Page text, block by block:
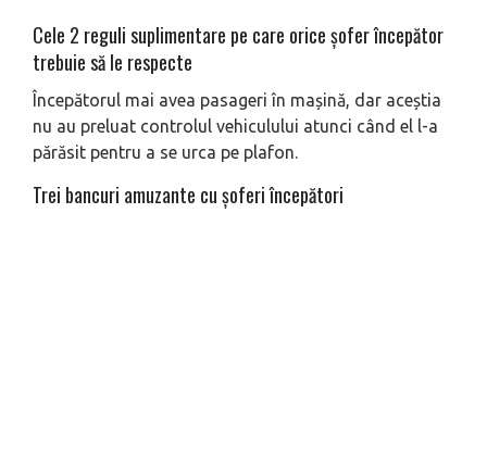
Cele 2 reguli suplimentare pe care orice șofer începător
trebuie să le respecte
Începătorul mai avea pasageri în mașină, dar aceștia
nu au preluat controlul vehiculului atunci când el l-a
părăsit pentru a se urca pe plafon.
Trei bancuri amuzante cu șoferi începători